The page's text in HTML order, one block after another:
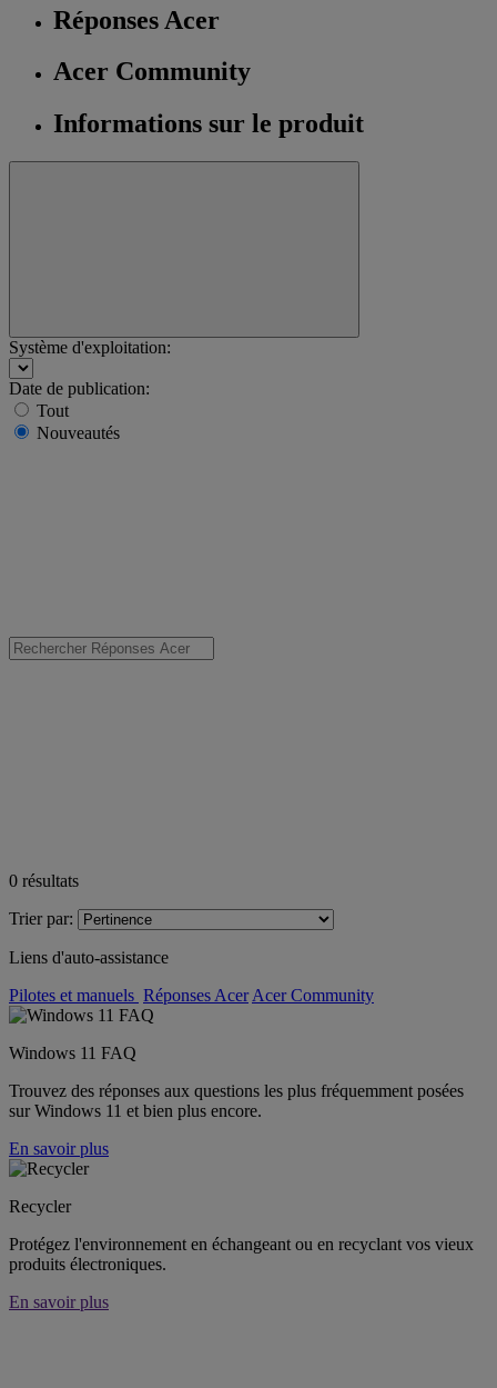
Réponses Acer
Acer Community
Informations sur le produit
Système d'exploitation:
Date de publication:
Tout
Nouveautés
0 résultats
Trier par:
Liens d'auto-assistance
Pilotes et manuels Réponses Acer Acer Community
Windows 11 FAQ
Trouvez des réponses aux questions les plus fréquemment posées
sur Windows 11 et bien plus encore.
En savoir plus
Recycler
Protégez l'environnement en échangeant ou en recyclant vos vieux
produits électroniques.
En savoir plus